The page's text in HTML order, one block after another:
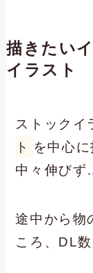
描きたい
イラスト
ストックイ
ト
を中心
中々伸びず
途中から物
ころ、DL